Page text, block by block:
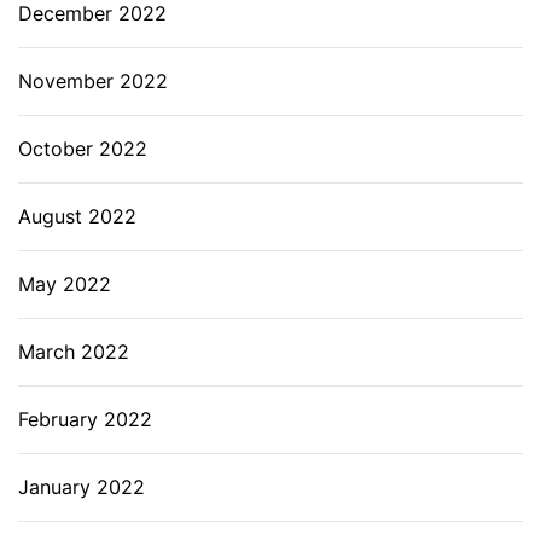
December 2022
November 2022
October 2022
August 2022
May 2022
March 2022
February 2022
January 2022